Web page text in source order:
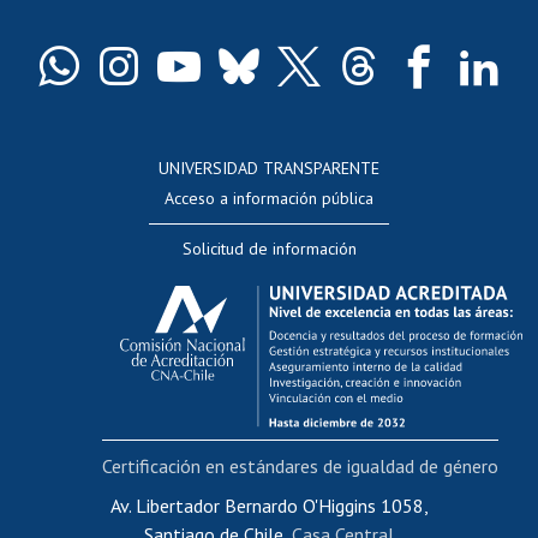
Docentes
Evaluación docente
Calificación académica
Postulación al AUCAI
Funcionarias/os
Cursos internos de capacitación
Bienestar del personal
Portal de movilidad interna
Certificado de renta
UNIVERSIDAD TRANSPARENTE
Acceso a información pública
Solicitud de información
Av. Libertador Bernardo O'Higgins 1058,
Certificación en estándares de igualdad de género